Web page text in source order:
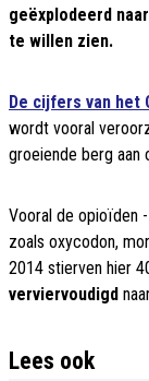
geëxplodeerd
te willen zien.
De cijfers van het
wordt vooral
groeiende berg aan
Vooral de opioïden
zoals oxycodon,
2014 stierven hier
verviervoudigd
Lees ook